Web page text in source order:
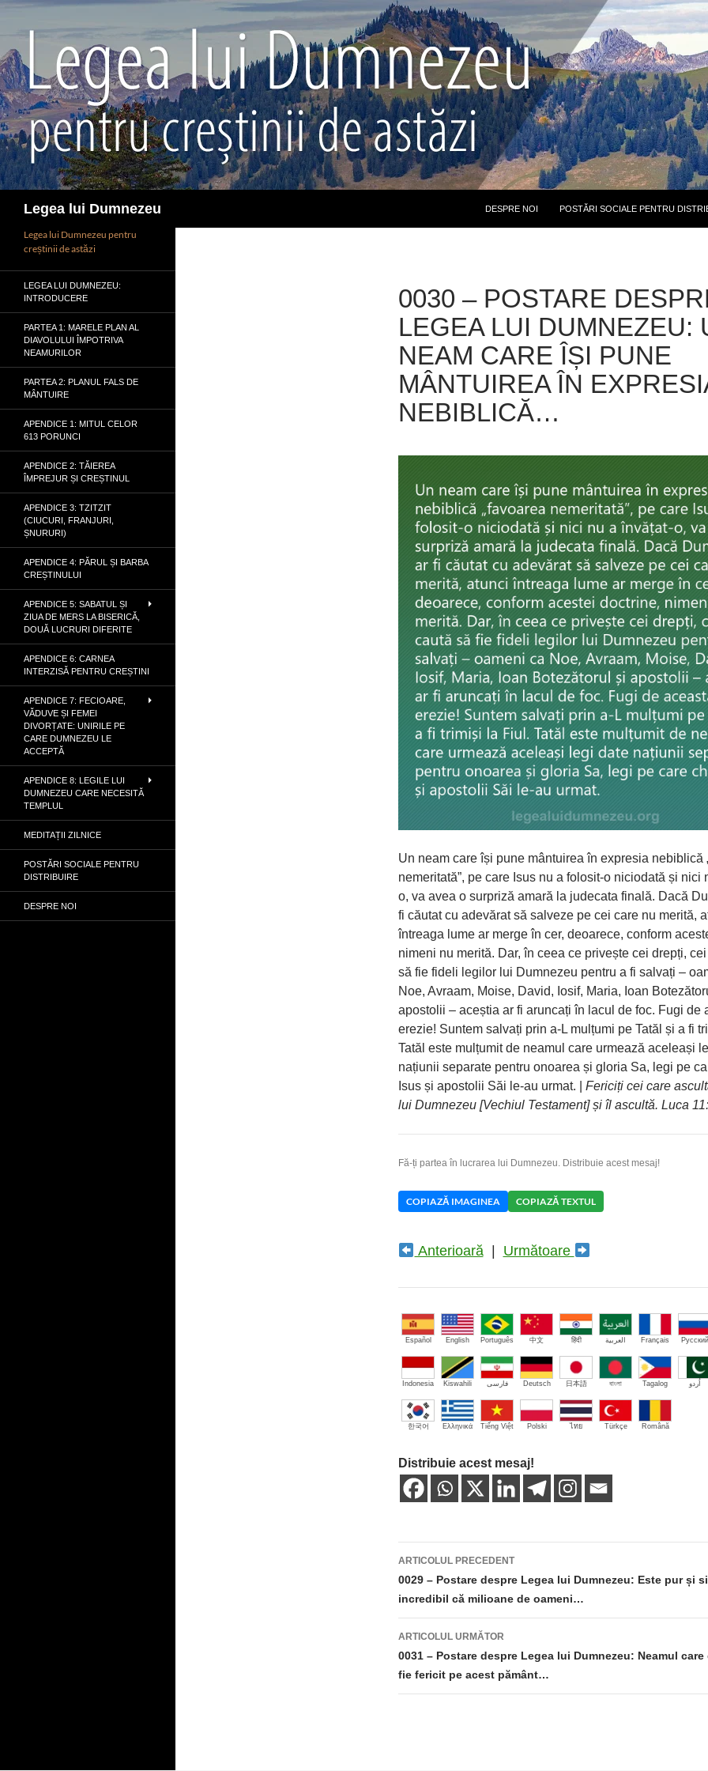
conținut
Legea lui Dumnezeu DESPRE NOI POSTĂRI SOCIALE PENTRU
0030 – POSTARE
LEGEA LUI DUMNEZEU:
NEAM CARE ÎȘI PUNE
MÂNTUIREA ÎN
NEBIBLICĂ…
Un neam care își pune mântuirea în expresia nebiblică
nemeritată”, pe care Isus nu a folosit-o niciodată și nici
o, va avea o surpriză amară la judecata finală. Dacă
fi căutat cu adevărat să salveze pe cei care nu merită,
întreaga lume ar merge în cer, deoarece, conform
nimeni nu merită. Dar, în ceea ce privește cei drepți,
să fie fideli legilor lui Dumnezeu pentru a fi salvați –
Noe, Avraam, Moise, David, Iosif, Maria, Ioan
apostolii – aceștia ar fi aruncați în lacul de foc. Fugi de
erezie! Suntem salvați prin a-L mulțumi pe Tatăl și a fi
Tatăl este mulțumit de neamul care urmează aceleași
națiunii separate pentru onoarea și gloria Sa, legi pe
Isus și apostolii Săi le-au urmat. | Fericiți cei care
lui Dumnezeu [Vechiul Testament] și îl ascultă. Luca
Fă-ți partea în lucrarea lui Dumnezeu. Distribuie acest mesaj!
COPIAZĂ IMAGINEA COPIAZĂ TEXTUL
Anterioară| Următoare
Español English Português 中文 हिंदी العربية Français Русский
Indonesia Kiswahili فارسی Deutsch 日本語 বাংলা Tagalog اُردو
한국어 Ελληνικά Tiếng Việt Polski ไทย Türkçe Română
Distribuie acest mesaj!
Navigare
în
articole
ARTICOLUL PRECEDENT
0029 – Postare despre Legea lui Dumnezeu: Este pur și
incredibil că milioane de oameni…
ARTICOLUL URMĂTOR
0031 – Postare despre Legea lui Dumnezeu: Neamul
fie fericit pe acest pământ…
Legea lui Dumnezeu pentru
creștinii de astăzi
LEGEA LUI DUMNEZEU:
INTRODUCERE
PARTEA 1: MARELE PLAN AL
DIAVOLULUI ÎMPOTRIVA
NEAMURILOR
PARTEA 2: PLANUL FALS DE
MÂNTUIRE
APENDICE 1: MITUL CELOR
613 PORUNCI
APENDICE 2: TĂIEREA
ÎMPREJUR ȘI CREȘTINUL
APENDICE 3: TZITZIT
(CIUCURI, FRANJURI,
ȘNURURI)
APENDICE 4: PĂRUL ȘI BARBA
CREȘTINULUI
APENDICE 5: SABATUL ȘI
ZIUA DE MERS LA BISERICĂ,
DOUĂ LUCRURI DIFERITE
APENDICE 6: CARNEA
INTERZISĂ PENTRU CREȘTINI
APENDICE 7: FECIOARE,
VĂDUVE ȘI FEMEI
DIVORȚATE: UNIRILE PE
CARE DUMNEZEU LE
ACCEPTĂ
APENDICE 8: LEGILE LUI
DUMNEZEU CARE NECESITĂ
TEMPLUL
MEDITAȚII ZILNICE
POSTĂRI SOCIALE PENTRU
DISTRIBUIRE
DESPRE NOI